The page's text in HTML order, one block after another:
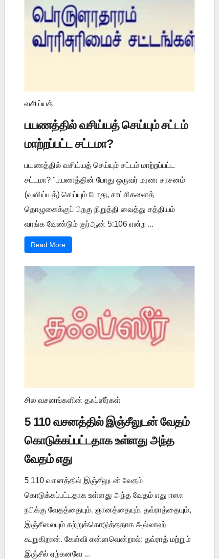
வசிய்யத்
பயணத்தில் வசிய்யத் செய்யும் சட்டம்
மாற்றப்பட்ட சட்டமா?
பயணத்தில் வசிய்யத் செய்யும் சட்டம் மாற்றப்பட்ட
சட்டமா? "பயணத்தின் போது ஒருவர் மரண சாசனம்
(வஸிய்யத்) செய்யும் போது, சாட்சிகளைத்
தொழுகைக்குப் பிறகு நிறுத்தி வைத்து சத்தியம்
வாங்க வேண்டும் குர்ஆன் 5:106 என்ற ...
Read More
சில வசனங்களின் தஃப்ஸீர்கள்
5 110 வசனத்தில் இஞ்சீலுடன் வேதம்
கொடுக்கப்பட்டதாக உள்ளது அந்த
வேதம் எது
5 110 வசனத்தில் இஞ்சீலுடன் வேதம்
கொடுக்கப்பட்டதாக உள்ளது அந்த வேதம் எது ஈஸா
நபிக்கு வேதத்தையும், ஞானத்தையும், தவ்ராத்தையும்,
இஞ்சீலையும் கற்றுக்கொடுத்ததாக அல்லாஹ்
கூறுகிறான். கேள்வி என்னவென்றால்: தவ்ராத் மற்றும்
இஞ்சீல் ஏற்கனவே ...